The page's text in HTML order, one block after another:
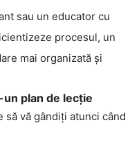
sau un educator cu
procesul, un
mai organizată și
plan de lecție
să vă gândiți atunci când